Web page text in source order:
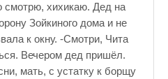
смотрю, хихикаю. Дед на
Зойкиного дома и не
к окну. -Смотри, Чита
Вечером дед пришёл.
мать, с устатку к борщу